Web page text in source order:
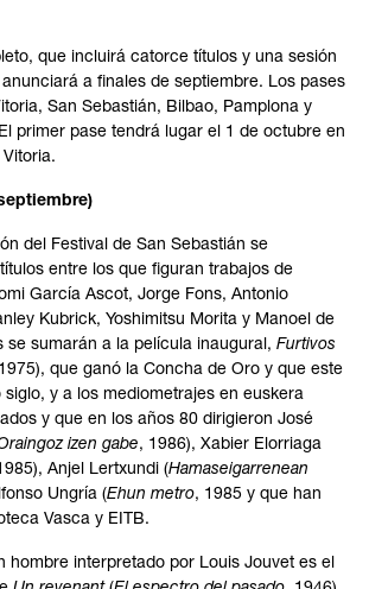
que incluirá catorce títulos y una sesión
a finales de septiembre. Los pases
San Sebastián, Bilbao, Pamplona y
primer pase tendrá lugar el 1 de octubre en
del Festival de San Sebastián se
entre los que figuran trabajos de
García Ascot, Jorge Fons, Antonio
Kubrick, Yoshimitsu Morita y Manoel de
se sumarán a la película inaugural, Furtivos
que ganó la Concha de Oro y que este
y a los mediometrajes en euskera
y que en los años 80 dirigieron José
izen gabe, 1986), Xabier Elorriaga
Anjel Lertxundi (Hamaseigarrenean
Ungría (Ehun metro, 1985 y que han
Vasca y EITB.
hombre interpretado por Louis Jouvet es el